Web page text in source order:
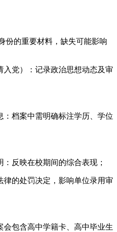
份的重要材料，缺失可能影响
入党）：记录政治思想动态及审
档案中需明确标注学历、学位
反映在校期间的综合表现；
的处罚决定，影响单位录用审
包含高中学籍卡、高中毕业生